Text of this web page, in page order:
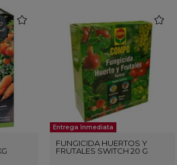
Entrega Inmediata
FUNGICIDA HUERTOS Y
FRUTALES SWITCH 20 G